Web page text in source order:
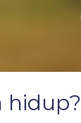
hidup?